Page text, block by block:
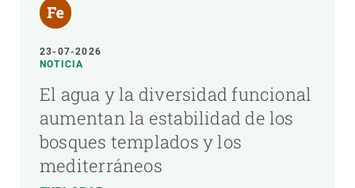
23-07-2026
NOTICIA
El agua y la diversidad funcional
aumentan la estabilidad de los
bosques templados y los
mediterráneos